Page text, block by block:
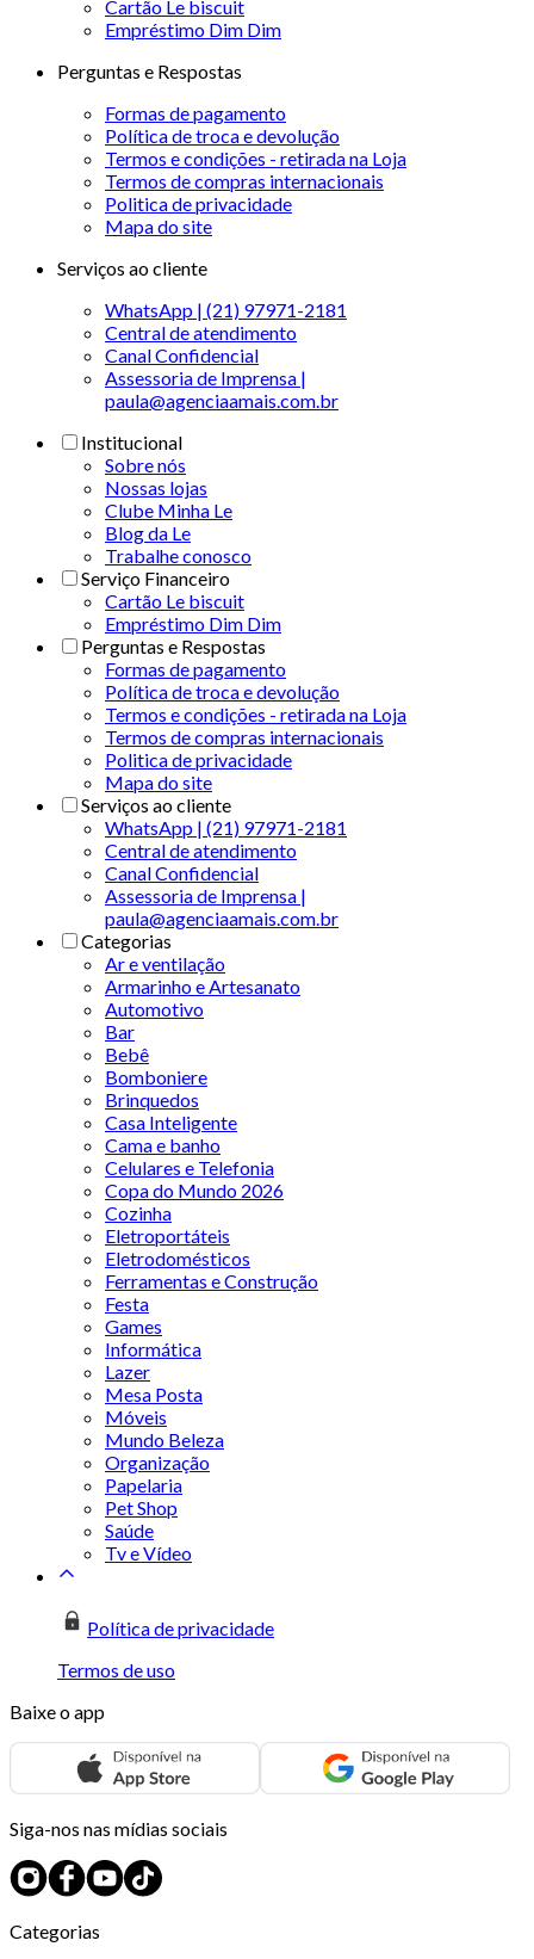
Cartão Le biscuit
Empréstimo Dim Dim
Perguntas e Respostas
Formas de pagamento
Política de troca e devolução
Termos e condições - retirada na Loja
Termos de compras internacionais
Politica de privacidade
Mapa do site
Serviços ao cliente
WhatsApp | (21) 97971-2181
Central de atendimento
Canal Confidencial
Assessoria de Imprensa |
paula@agenciaamais.com.br
Institucional
Sobre nós
Nossas lojas
Clube Minha Le
Blog da Le
Trabalhe conosco
Serviço Financeiro
Cartão Le biscuit
Empréstimo Dim Dim
Perguntas e Respostas
Formas de pagamento
Política de troca e devolução
Termos e condições - retirada na Loja
Termos de compras internacionais
Politica de privacidade
Mapa do site
Serviços ao cliente
WhatsApp | (21) 97971-2181
Central de atendimento
Canal Confidencial
Assessoria de Imprensa |
paula@agenciaamais.com.br
Categorias
Ar e ventilação
Armarinho e Artesanato
Automotivo
Bar
Bebê
Bomboniere
Brinquedos
Casa Inteligente
Cama e banho
Celulares e Telefonia
Copa do Mundo 2026
Cozinha
Eletroportáteis
Eletrodomésticos
Ferramentas e Construção
Festa
Games
Informática
Lazer
Mesa Posta
Móveis
Mundo Beleza
Organização
Papelaria
Pet Shop
Saúde
Tv e Vídeo
Política de privacidade
Termos de uso
Baixe o app
Siga-nos nas mídias sociais
Categorias